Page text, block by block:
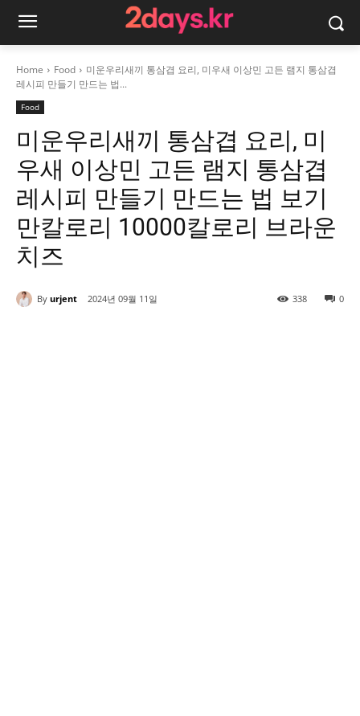
Home Food
미운우리새끼 통삼겹 요리, 미우새 이상민 고든 램지 통삼겹
레시피 만들기 만드는 법...
Food
미운우리새끼 통삼겹 요리, 미
우새 이상민 고든 램지 통삼겹
레시피 만들기 만드는 법 보기
만칼로리 10000칼로리 브라운
치즈
By urjent 2024년 09월 11일 0
338